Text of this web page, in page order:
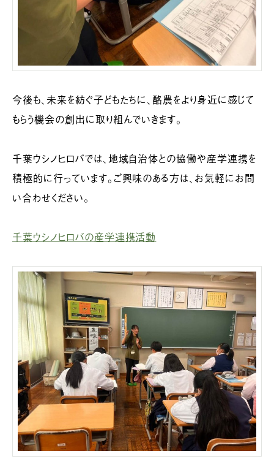
今後も、未来を紡ぐ子どもたちに、酪農をより身近に感じて
もらう機会の創出に取り組んでいきます。
千葉ウシノヒロバでは、地域自治体との協働や産学連携を
積極的に行っています。ご興味のある方は、お気軽にお問
い合わせください。
千葉ウシノヒロバの産学連携活動